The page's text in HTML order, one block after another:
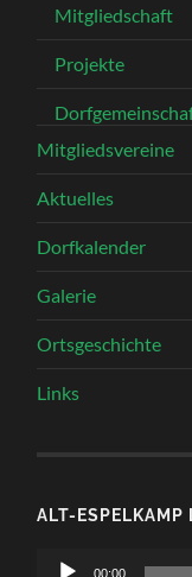
Mitgliedschaft
Projekte
Mitgliedsvereine
Aktuelles
Dorfkalender
Galerie
Ortsgeschichte
Links
ALT-ESPELKAMP
Audio-
00:00